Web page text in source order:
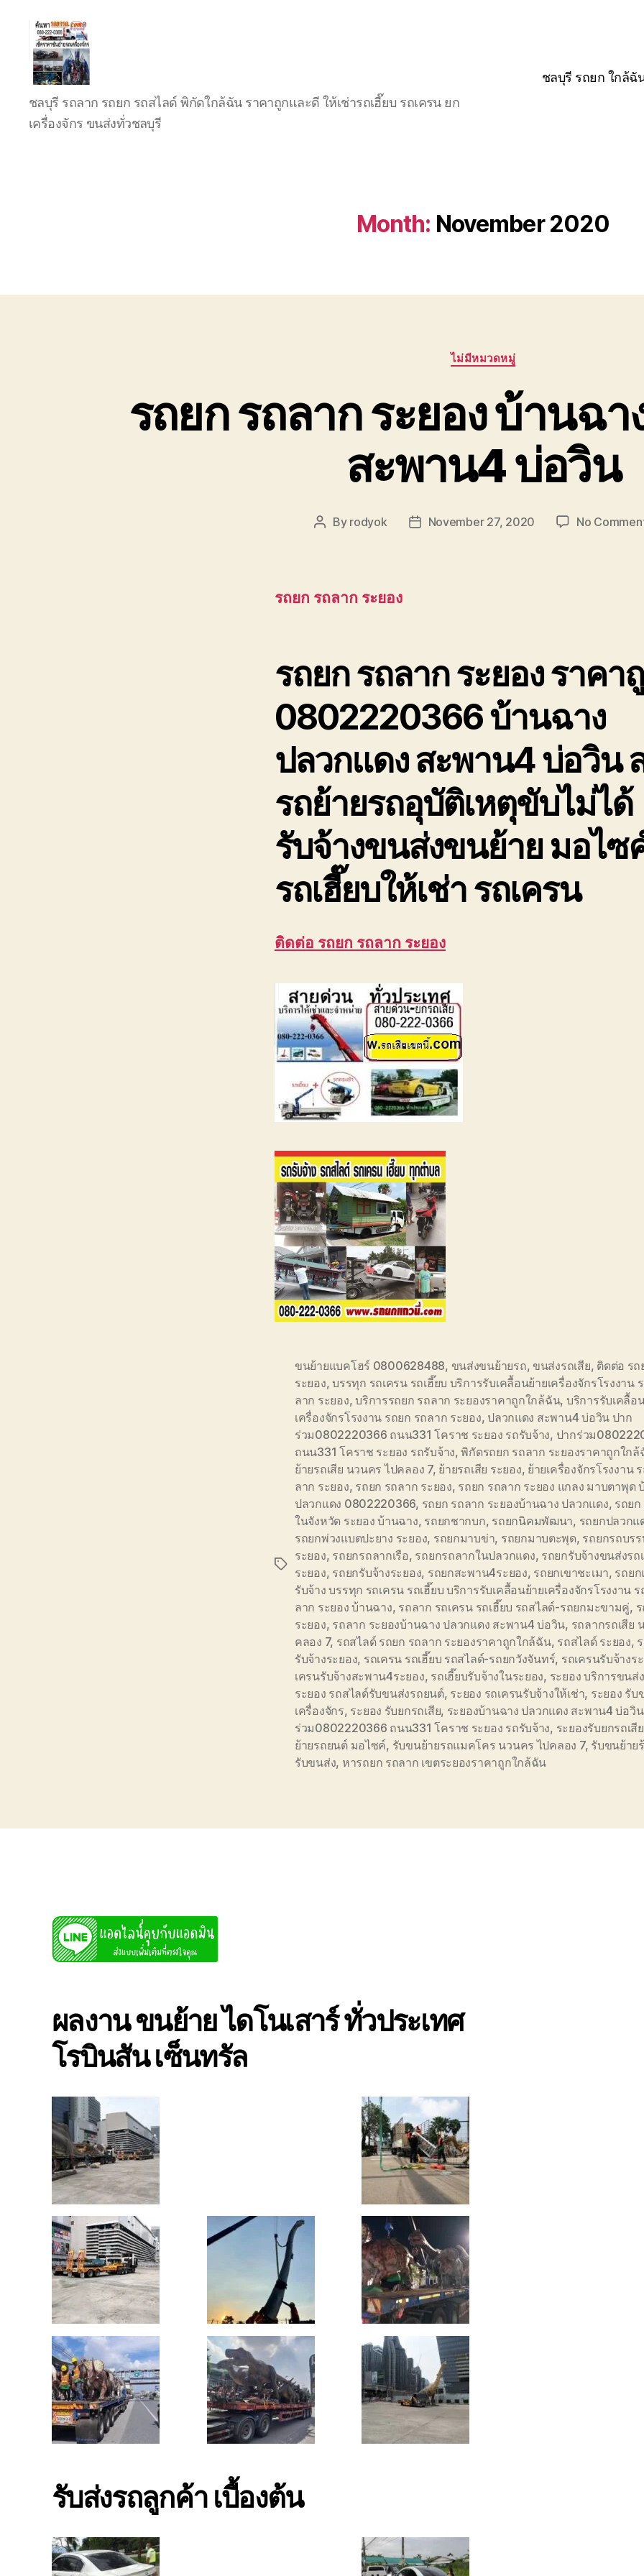
รถยก
รถ
ชลบุรี รถลาก รถยก รถสไลด์ พิกัดใกล้ฉัน ราคาถูกและดี ให้เช่ารถเฮี๊ยบ รถเครน ยก
เครื่องจักร ขนส่งทั่วชลบุรี
ชลบุรี รถยก ใกล้ฉั
Month: November 2020
Categories
ไม่มีหมวดหมู่
รถยก รถลาก ระยอง บ้านฉ
สะพาน4 บ่อวิน
Post
By rodyok
PostNovember 27, 2020 No
รถยก รถลาก ระยอง
รถยก รถลาก ระยอง ราคา
0802220366 บ้านฉาง
ปลวกแดง สะพาน4 บ่อวิน
รถย้ายรถอุบัติเหตุขับไม่ได้
รับจ้างขนส่งขนย้าย มอไซ
รถเฮี๊ยบให้เช่า รถเครน
ติดต่อ รถยก รถลาก ระยอง
Tags
ขนย้ายแบคโฮร์ 0800628488, ขนส่งขนย้ายรถ, ขนส่งรถเสีย, ติดต่อ รถ
ระยอง,บรรทุก รถเครน รถเฮี๊ยบ บริการรับเคลื้อนย้ายเครื่องจักรโรงงาน
ลาก ระยอง,บริการรถยก รถลาก ระยองราคาถูกใกล้ฉัน, บริการรับเคลื้อ
เครื่องจักรโรงงาน รถยก รถลาก ระยอง, ปลวกแดง สะพาน4 บ่อวิน ปาก
ร่วม0802220366 ถนน331 โคราช ระยอง รถรับจ้าง, ปากร่วม
ถนน331 โคราช ระยอง รถรับจ้าง,พิกัดรถยก รถลาก ระยองราคาถูกใก
ย้ายรถเสีย นวนคร ไปคลอง 7, ย้ายรถเสีย ระยอง, ย้ายเครื่องจักรโรงงาน
ลาก ระยอง, รถยก รถลาก ระยอง, รถยก รถลาก ระยอง แกลง มาบตาพุด
ปลวกแดง 0802220366, รถยก รถลาก ระยองบ้านฉาง ปลวกแดง, รถย
ในจังหวัด ระยอง บ้านฉาง, รถยกชากบก, รถยกนิคมพัฒนา, รถยกปลวกแ
รถยกพ่วงแบตปะยาง ระยอง, รถยกมาบข่า, รถยกมาบตะพุด, รถยกรถบร
ระยอง, รถยกรถลากเรือ, รถยกรถลากในปลวกแดง, รถยกรับจ้างขนส่งรถ
ระยอง, รถยกรับจ้างระยอง, รถยกสะพาน4ระยอง, รถยกเขาชะเมา, รถย
รับจ้าง บรรทุก รถเครน รถเฮี๊ยบ บริการรับเคลื้อนย้ายเครื่องจักรโรงงาน ร
ลาก ระยอง บ้านฉาง, รถลาก รถเครน รถเฮี๊ยบ รถสไลด์-รถยกมะขามคู่,
ระยอง, รถลาก ระยองบ้านฉาง ปลวกแดง สะพาน4 บ่อวิน, รถลากรถเสีย
คลอง 7, รถสไลด์ รถยก รถลาก ระยองราคาถูกใกล้ฉัน, รถสไลด์ ระยอง,
รับจ้างระยอง, รถเครน รถเฮี๊ยบ รถสไลด์-รถยกวังจันทร์, รถเครนรับจ้างร
เครนรับจ้างสะพาน4ระยอง, รถเฮี๊ยบรับจ้างในระยอง, ระยอง บริการขนส่
ระยอง รถสไลด์รับขนส่งรถยนต์, ระยอง รถเครนรับจ้างให้เช่า, ระยอง รับ
เครื่องจักร, ระยอง รับยกรถเสีย, ระยองบ้านฉาง ปลวกแดง สะพาน4 บ่อวิ
ร่วม0802220366 ถนน331 โคราช ระยอง รถรับจ้าง, ระยองรับยกรถเสีย
ย้ายรถยนต์ มอไซค์, รับขนย้ายรถแมคโคร นวนคร ไปคลอง 7, รับขนย้าย
รับขนส่ง, หารถยก รถลาก เขตระยองราคาถูกใกล้ฉัน
ผลงาน ขนย้าย ไดโนเสาร์ ทั่วประเทศ
โรบินสัน เซ็นทรัล
รับส่งรถลูกค้า เบื้องต้น